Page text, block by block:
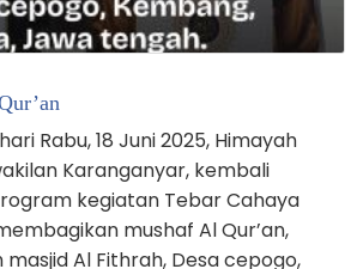
Rabu, 18 Juni 2025, Himayah
Karanganyar, kembali
kegiatan Tebar Cahaya
mushaf Al Qur’an,
masjid Al Fithrah, Desa cepogo,